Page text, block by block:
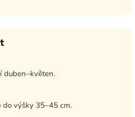
duben–květen.
do výšky 35–45 cm.